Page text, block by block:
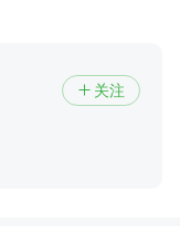
 关注